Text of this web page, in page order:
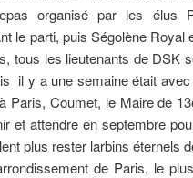
organisé par les élus
le parti, puis Ségolène Royal
tous les lieutenants de DSK
 il y a une semaine était
Paris, Coumet, le Maire de
et attendre en septembre
plus rester larbins éternels
de Paris, le